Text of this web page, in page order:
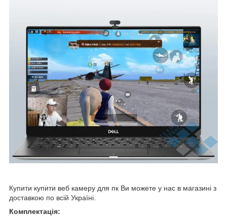
Купити купити веб камеру для пк Ви можете у нас в магазині з
доставкою по всій Україні.
Комплектація: